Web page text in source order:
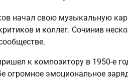
начал свою музыкальную
и коллег. Сочинив
к композитору в 1950-е
огромное эмоциональное